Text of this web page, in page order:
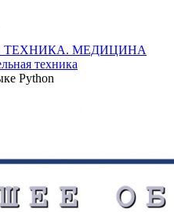
МЕДИЦИНА
техника
Python